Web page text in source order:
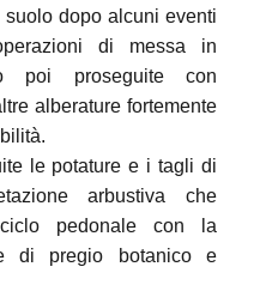
dopo alcuni eventi
di messa in
poi proseguite con
alberature fortemente
le potature e i tagli di
arbustiva che
pedonale con la
di pregio botanico e